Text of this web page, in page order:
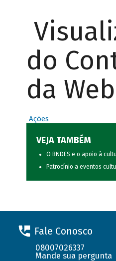
do
da Web
Ações
VEJA TAMBÉM
O BNDES e o apoio à
Patrocínio a eventos
Fale Conosco
08007026337
Mande sua pergunta